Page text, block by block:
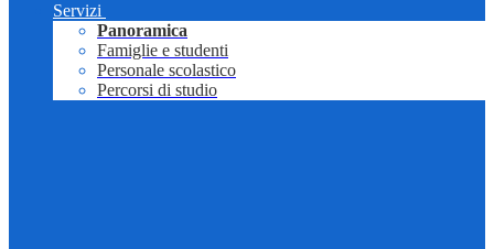
Servizi
Panoramica
Famiglie e studenti
Personale scolastico
Percorsi di studio